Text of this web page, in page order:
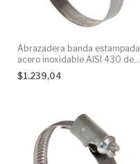
Abrazadera banda estampada
acero inoxidable AISI 430 de
12 mm
$1.239,04